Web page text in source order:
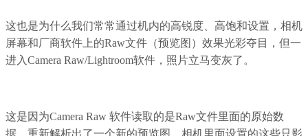
这也是为什么我们常常通过机内的高锐度、高饱和设置，相机
屏幕和厂商软件上的Raw文件（预览图）效果光彩夺目，但一
进入Camera Raw/Lightroom软件，照片立马变灰了。
这是因为Camera Raw 软件读取的是Raw文件里面的原始数
据，重新解析出了一个新的预览图，相机里面设置的这些只影